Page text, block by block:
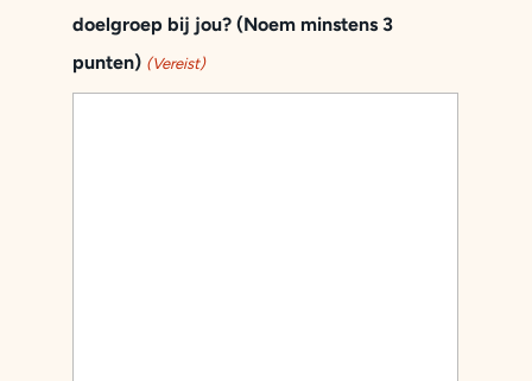
doelgroep bij jou? (Noem minstens 3
punten) (Vereist)